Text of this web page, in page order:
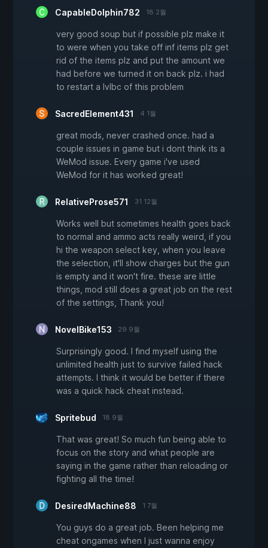
CapableDolphin782 18 2월
very good soup but if possible plz make it
to were when you take off inf items plz get
rid of the items plz and put the amount we
had before we turned it on back plz. i had
to restart a lvlbc of this problem
SacredElement431 4 1월
great mods, never crashed once. had a
couple issues in game but i dont think its a
WeMod issue. Every game i've used
WeMod for it has worked great!
RelativeProse571 31 12월
Works well but sometimes health goes back
to normal and ammo acts really weird, if you
hi the weapon select key, when you leave
the selection, it'll show charges but the gun
is empty and it won't fire. these are little
things, mod still does a great job on the rest
of the settings, Thank you!
NovelBike153 29 9월
Surprisingly good. I find myself using the
unlimited health just to survive failed hack
attempts. I think it would be better if there
was a quick hack cheat instead.
Spritebud 18 9월
That was great! So much fun being able to
focus on the story and what people are
saying in the game rather than reloading or
fighting all the time!
DesiredMachine88 1 7월
You guys do a great job. Been helping me
cheat ongames when I just wanna enjoy